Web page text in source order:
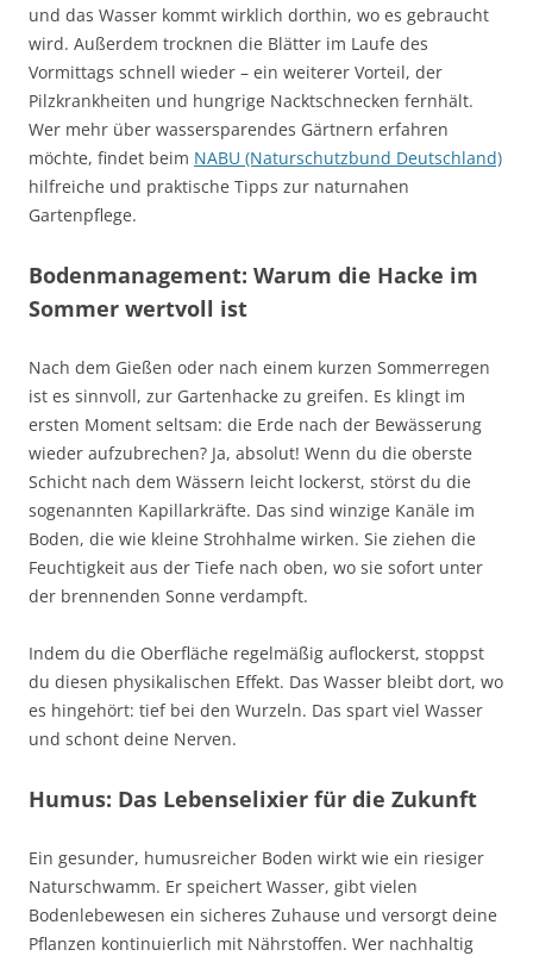
und das Wasser kommt wirklich dorthin, wo es gebraucht
wird. Außerdem trocknen die Blätter im Laufe des
Vormittags schnell wieder – ein weiterer Vorteil, der
Pilzkrankheiten und hungrige Nacktschnecken fernhält.
Wer mehr über wassersparendes Gärtnern erfahren
möchte, findet beim NABU (Naturschutzbund Deutschland)
hilfreiche und praktische Tipps zur naturnahen
Gartenpflege.
Bodenmanagement: Warum die Hacke im
Sommer wertvoll ist
Nach dem Gießen oder nach einem kurzen Sommerregen
ist es sinnvoll, zur Gartenhacke zu greifen. Es klingt im
ersten Moment seltsam: die Erde nach der Bewässerung
wieder aufzubrechen? Ja, absolut! Wenn du die oberste
Schicht nach dem Wässern leicht lockerst, störst du die
sogenannten Kapillarkräfte. Das sind winzige Kanäle im
Boden, die wie kleine Strohhalme wirken. Sie ziehen die
Feuchtigkeit aus der Tiefe nach oben, wo sie sofort unter
der brennenden Sonne verdampft.
Indem du die Oberfläche regelmäßig auflockerst, stoppst
du diesen physikalischen Effekt. Das Wasser bleibt dort, wo
es hingehört: tief bei den Wurzeln. Das spart viel Wasser
und schont deine Nerven.
Humus: Das Lebenselixier für die Zukunft
Ein gesunder, humusreicher Boden wirkt wie ein riesiger
Naturschwamm. Er speichert Wasser, gibt vielen
Bodenlebewesen ein sicheres Zuhause und versorgt deine
Pflanzen kontinuierlich mit Nährstoffen. Wer nachhaltig